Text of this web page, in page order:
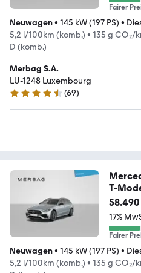
Fairer
Neuwagen• 145 kW (197 PS) •
5,2 l/100km (komb.) • 135 g CO₂/
D (komb.)
Merbag S.A.
LU-1248 Luxembourg
4.4 Sterne
(69)
T-
17%
Fairer
Neuwagen• 145 kW (197 PS) •
5,2 l/100km (komb.) • 135 g CO₂/